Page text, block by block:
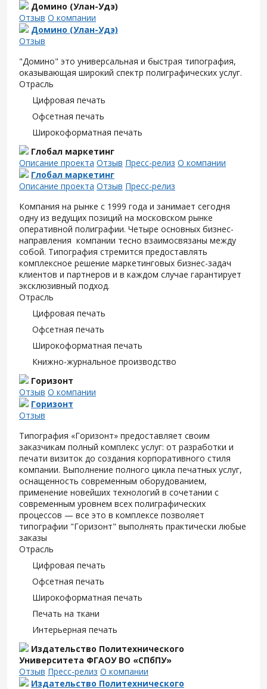
Домино (Улан-Удэ)
Отзыв О компании
Домино (Улан-Удэ)
Отзыв
"Домино" это универсальная и быстрая типография,
оказывающая широкий спектр полиграфических услуг.
Отрасль
Цифровая печать
Офсетная печать
Широкоформатная печать
Глобал маркетинг
Описание проекта Отзыв Пресс-релиз О компании
Глобал маркетинг
Описание проекта Отзыв Пресс-релиз
Компания на рынке с 1999 года и занимает сегодня
одну из ведущих позиций на московском рынке
оперативной полиграфии. Четыре основных бизнес-
направления компании тесно взаимосвязаны между
собой. Типография стремится предоставлять
комплексное решение маркетинговых бизнес-задач
клиентов и партнеров и в каждом случае гарантирует
эксклюзивный подход.
Отрасль
Цифровая печать
Офсетная печать
Широкоформатная печать
Книжно-журнальное производство
Горизонт
Отзыв О компании
Горизонт
Отзыв
Типография «Горизонт» предоставляет своим
заказчикам полный комплекс услуг: от разработки и
печати визиток до создания корпоративного стиля
компании. Выполнение полного цикла печатных услуг,
оснащенность современным оборудованием,
применение новейших технологий в сочетании с
современным уровнем всех полиграфических
процессов — все это в комплексе позволяет
типографии "Горизонт" выполнять практически любые
заказы
Отрасль
Цифровая печать
Офсетная печать
Широкоформатная печать
Печать на ткани
Интерьерная печать
Издательство Политехнического
Университета ФГАОУ ВО «СПбПУ»
Отзыв Пресс-релиз О компании
Издательство Политехнического